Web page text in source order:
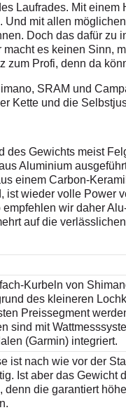
Laufrades. Mit
mit allen
Doch das dafür zu
es keinen Sinn,
zum Profi, denn da
SRAM und
Kette und die
des Gewichts meist
Aluminium
einem Carbon-
ist wieder volle Power
wir daher
auf die
Kurbeln von
des kleineren
Preissegment
sind mit
(Garmin) integriert.
ist nach wie vor der
Ist aber das Gewicht
denn die garantiert